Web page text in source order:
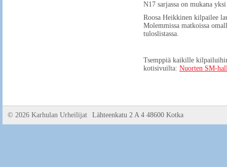
N17 sarjassa on mukana
Roosa Heikkinen kilpailee
Molemmissa matkoissa
tuloslistassa.
Tsemppiä kaikille
kotisivuilta: Nuorten SM-
© 2026 Karhulan Urheilijat Lähteenkatu 2 A 4 48600 Kotka